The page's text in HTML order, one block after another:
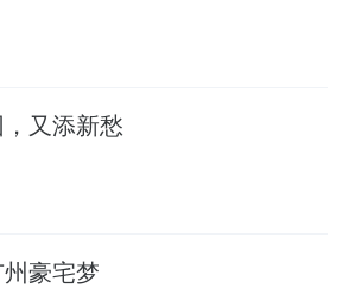
又添新愁
豪宅梦